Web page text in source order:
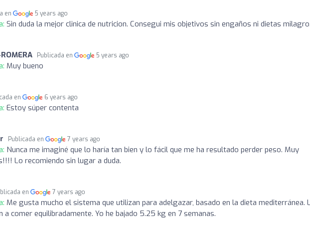
en 5 years ago
Sin duda la mejor clinica de nutricion. Consegui mis objetivos sin engaños ni dietas
Publicada en 5 years ago
Muy bueno
en 6 years ago
Estoy súper contenta
Publicada en 7 years ago
Nunca me imaginé que lo haría tan bien y lo fácil que me ha resultado perder peso. Muy
Lo recomiendo sin lugar a duda.
en 7 years ago
Me gusta mucho el sistema que utilizan para adelgazar, basado en la dieta mediterránea.
a comer equilibradamente. Yo he bajado 5.25 kg en 7 semanas.